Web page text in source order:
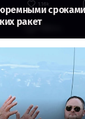
ракет